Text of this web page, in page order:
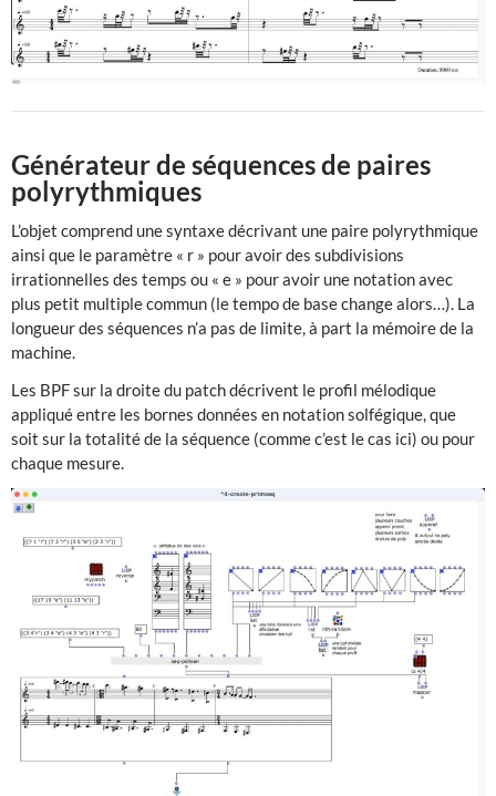
Générateur de séquences de paires
polyrythmiques
L’objet comprend une syntaxe décrivant une paire polyrythmique
ainsi que le paramètre « r » pour avoir des subdivisions
irrationnelles des temps ou « e » pour avoir une notation avec
plus petit multiple commun (le tempo de base change alors…). La
longueur des séquences n’a pas de limite, à part la mémoire de la
machine.
Les BPF sur la droite du patch décrivent le profil mélodique
appliqué entre les bornes données en notation solfégique, que
soit sur la totalité de la séquence (comme c’est le cas ici) ou pour
chaque mesure.